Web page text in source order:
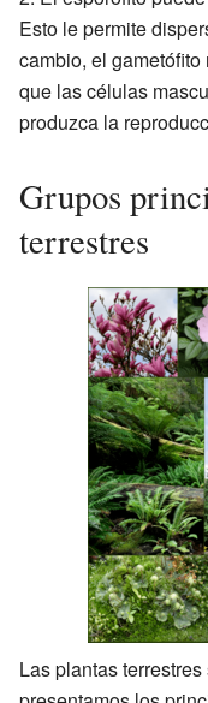
Esto le permite
cambio, el
que las células
produzca la
Grupos
terrestres
Las plantas